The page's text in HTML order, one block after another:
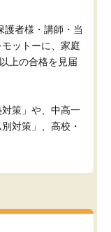
護者様・講師・当
ットーに、家庭
上の合格を見届
策」や、中高一
対策」、高校・